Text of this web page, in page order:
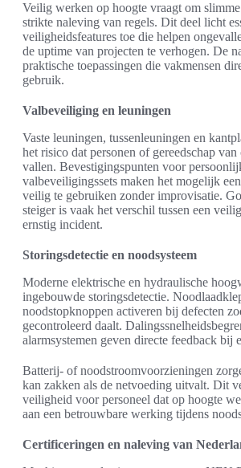
Veilig werken op hoogte vraagt om
strikte naleving van regels. Dit deel licht
veiligheidsfeatures toe die helpen
de uptime van projecten te verhogen. De
praktische toepassingen die vakmensen
gebruik.
Valbeveiliging en leuningen
Vaste leuningen, tussenleuningen en
het risico dat personen of gereedschap
vallen. Bevestigingspunten voor
valbeveiligingssets maken het mogelijk
veilig te gebruiken zonder improvisatie.
steiger is vaak het verschil tussen een
ernstig incident.
Storingsdetectie en noodsysteem
Moderne elektrische en hydraulische
ingebouwde storingsdetectie.
noodstopknoppen activeren bij defecten
gecontroleerd daalt.
alarmsystemen geven directe feedback bij
Batterij- of noodstroomvoorzieningen
kan zakken als de netvoeding uitvalt. Dit
veiligheid voor personeel dat op hoogte
aan een betrouwbare werking tijdens
Certificeringen en naleving van